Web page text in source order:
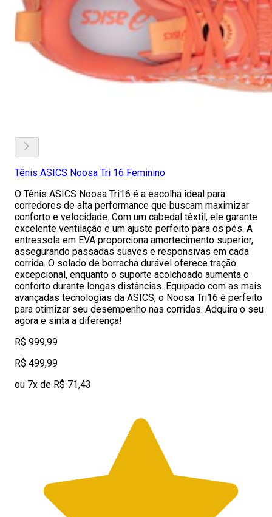
Tênis ASICS Noosa Tri 16 Feminino
O Tênis ASICS Noosa Tri16 é a escolha ideal para
corredores de alta performance que buscam maximizar
conforto e velocidade. Com um cabedal têxtil, ele garante
excelente ventilação e um ajuste perfeito para os pés. A
entressola em EVA proporciona amortecimento superior,
assegurando passadas suaves e responsivas em cada
corrida. O solado de borracha durável oferece tração
excepcional, enquanto o suporte acolchoado aumenta o
conforto durante longas distâncias. Equipado com as mais
avançadas tecnologias da ASICS, o Noosa Tri16 é perfeito
para otimizar seu desempenho nas corridas. Adquira o seu
agora e sinta a diferença!
R$ 999,99
R$ 499,99
ou 7x de R$ 71,43